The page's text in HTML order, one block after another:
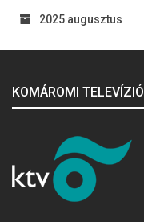
2025 augusztus
KOMÁROMI TELEVÍZIÓ